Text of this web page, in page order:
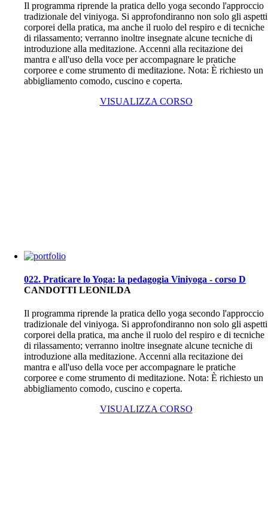
Il programma riprende la pratica dello yoga secondo l'approccio
tradizionale del viniyoga. Si approfondiranno non solo gli aspetti
corporei della pratica, ma anche il ruolo del respiro e di tecniche
di rilassamento; verranno inoltre insegnate alcune tecniche di
introduzione alla meditazione. Accenni alla recitazione dei
mantra e all'uso della voce per accompagnare le pratiche
corporee e come strumento di meditazione. Nota: È richiesto un
abbigliamento comodo, cuscino e coperta.
VISUALIZZA CORSO
022. Praticare lo Yoga: la pedagogia Viniyoga - corso D
CANDOTTI LEONILDA
Il programma riprende la pratica dello yoga secondo l'approccio
tradizionale del viniyoga. Si approfondiranno non solo gli aspetti
corporei della pratica, ma anche il ruolo del respiro e di tecniche
di rilassamento; verranno inoltre insegnate alcune tecniche di
introduzione alla meditazione. Accenni alla recitazione dei
mantra e all'uso della voce per accompagnare le pratiche
corporee e come strumento di meditazione. Nota: È richiesto un
abbigliamento comodo, cuscino e coperta.
VISUALIZZA CORSO